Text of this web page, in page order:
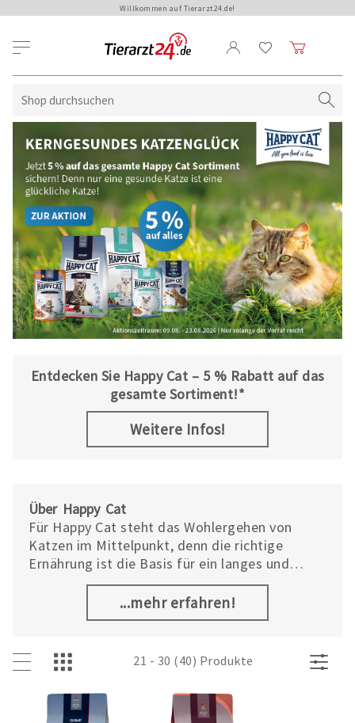
Willkommen auf Tierarzt24.de!
Entdecken Sie Happy Cat – 5 % Rabatt auf das
gesamte Sortiment!*
Weitere Infos!
Über Happy Cat
Für Happy Cat steht das Wohlergehen von
Katzen im Mittelpunkt, denn die richtige
Ernährung ist die Basis für ein langes und
gesundes Leben. Deshalb enthält Happy Cat
Katzenfutter ausschließlich natürliche Zutaten
und ist reich an Vitaminen sowie
Farb-, Aroma- und Konservierungsstoffe wird
bei der Herstellung grundsätzlich verzichtet.
...mehr erfahren!
21 - 30 (40) Produkte